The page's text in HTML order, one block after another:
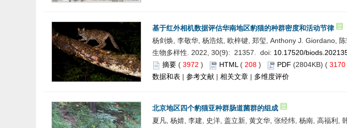
基于红外相机数据评估华南地区豹猫的种群密度和活动节律
杨剑焕, 李敬华, 杨浩炫, 欧梓键, 郑玺, Anthony J. Giordano,
生物多样性. 2022, 30(9): 21357. doi: 10.17520/
摘要 ( 3972 ) HTML( 208 ) PDF (2804KB) ( 3170
数据和表 | 参考文献 | 相关文章 | 多维度评价
北京地区四个豹猫亚种群肠道菌群的组成
夏凡, 杨婧, 李建, 史洋, 盖立新, 黄文华, 张经纬, 杨南, 高福利,